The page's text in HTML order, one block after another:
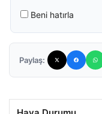
Beni hatırla
Paylaş: